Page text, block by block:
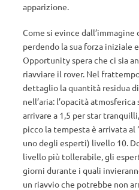
apparizione.
Come si evince
perdendo la sua forza iniziale
Opportunity spera che ci sia
riavviare il rover. Nel
dettaglio la quantità residua
nell’aria: l’opacità atmosferica
arrivare a 1,5 per star
picco la tempesta è arrivata
uno degli esperti) livello 10.
livello più tollerabile, gli
giorni durante i quali
un riavvio che potrebbe non